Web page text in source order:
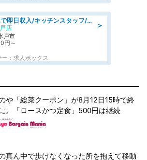
＞
日払いOKで即日収入/キッチンスタッフ/デリバリー業務など、自己成長可能な幅広い仕事に挑戦!髪型自由&ピアス・ネイルOK/茨城県/水戸市
店
戸市
円～
ー：求人ボックス
や「総菜クーポン」が8月12日15時で終
。「ロースかつ定食」500円は継続
真ん中で歩けなくなった所を抱えて移動